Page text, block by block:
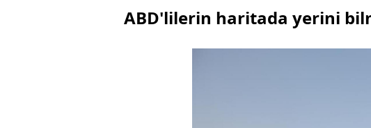
ABD'lilerin haritada yerini